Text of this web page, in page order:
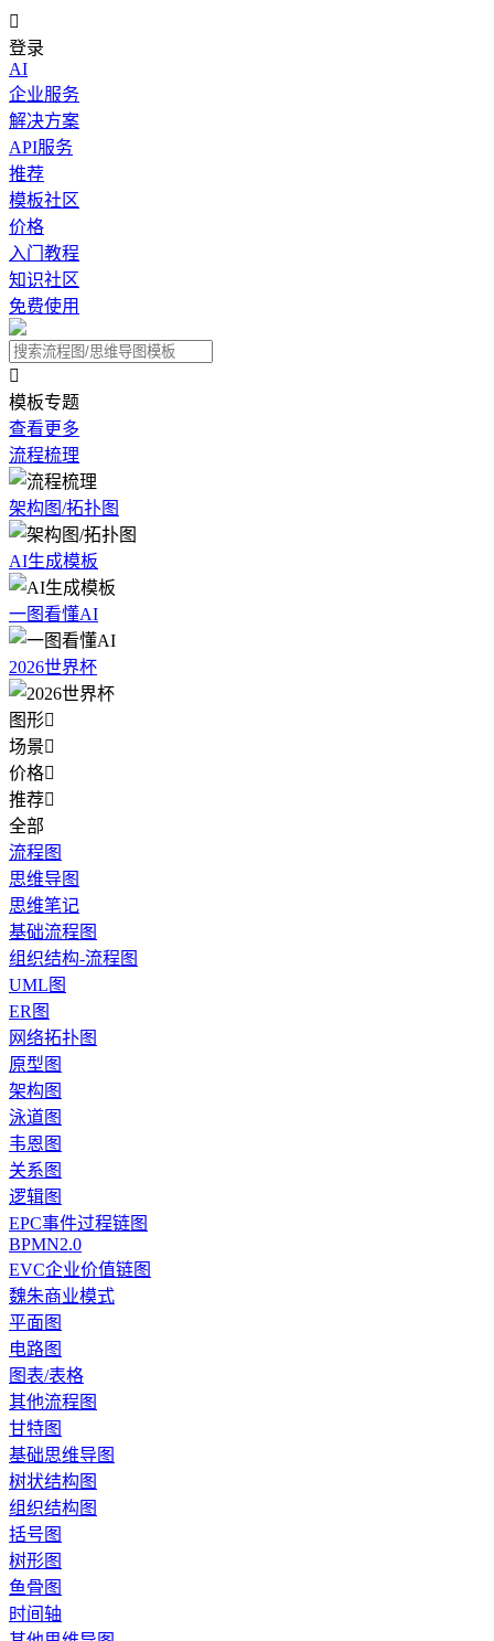

登录
AI
企业服务
解决方案
API服务
推荐
模板社区
价格
入门教程
知识社区
免费使用

模板专题
查看更多
流程梳理
架构图/拓扑图
AI生成模板
一图看懂AI
2026世界杯
图形
场景
价格
推荐
全部
流程图
思维导图
思维笔记
基础流程图
组织结构-流程图
UML图
ER图
网络拓扑图
原型图
架构图
泳道图
韦恩图
关系图
逻辑图
EPC事件过程链图
BPMN2.0
EVC企业价值链图
魏朱商业模式
平面图
电路图
图表/表格
其他流程图
甘特图
基础思维导图
树状结构图
组织结构图
括号图
树形图
鱼骨图
时间轴